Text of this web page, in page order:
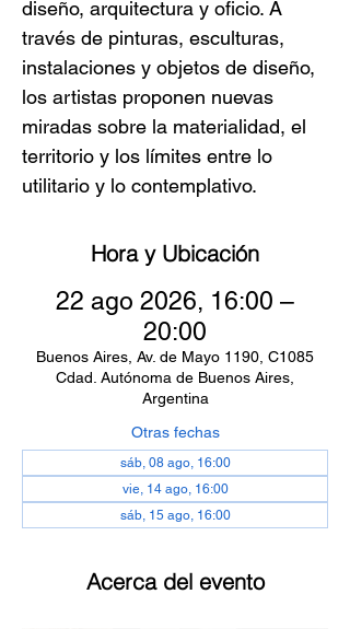
diseño, arquitectura y oficio. A
través de pinturas, esculturas,
instalaciones y objetos de diseño,
los artistas proponen nuevas
miradas sobre la materialidad, el
territorio y los límites entre lo
utilitario y lo contemplativo.
Hora y Ubicación
22 ago 2026, 16:00 –
20:00
Buenos Aires, Av. de Mayo 1190, C1085
Cdad. Autónoma de Buenos Aires,
Argentina
Otras fechas
sáb, 08 ago, 16:00
vie, 14 ago, 16:00
sáb, 15 ago, 16:00
Acerca del evento